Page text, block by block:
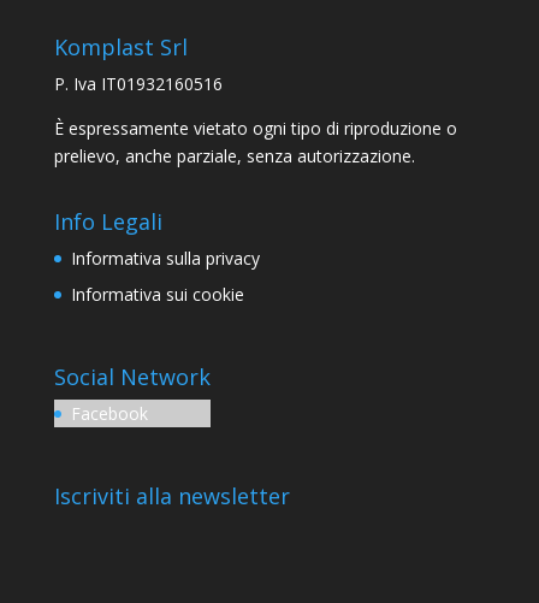
Komplast Srl
P. Iva IT01932160516
È espressamente vietato ogni tipo di riproduzione o
prelievo, anche parziale, senza autorizzazione.
Info Legali
Informativa sulla privacy
Informativa sui cookie
Social Network
Facebook
Iscriviti alla newsletter